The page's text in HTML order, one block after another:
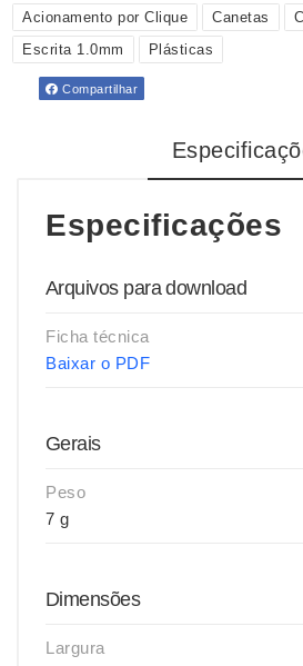
Acionamento por Clique Canetas
Escrita 1.0mm
Plásticas
Compartilhar
Especificações
Arquivos para download
Ficha técnica
Baixar o PDF
Gerais
Peso
7 g
Dimensões
Largura